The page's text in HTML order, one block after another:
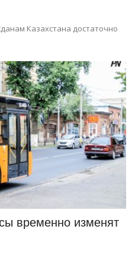
Казахстана достаточно
временно изменят